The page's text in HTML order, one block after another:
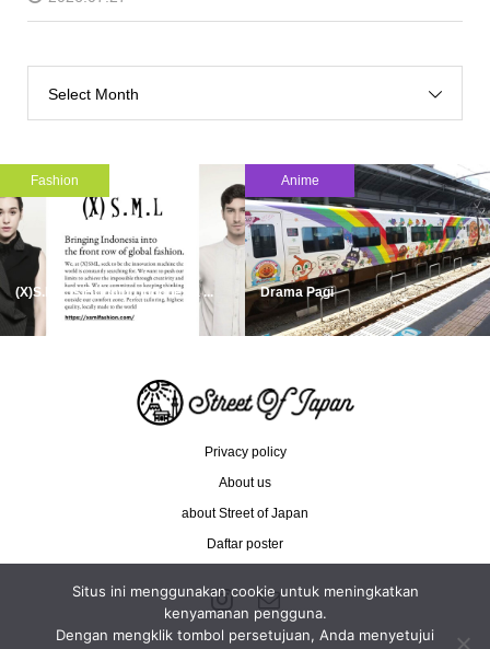
Select Month
Fashion
(X)S.M.L is Bringing Indonesia ...
Anime
Drama Pagi
Privacy policy
About us
about Street of Japan
Daftar poster
Situs ini menggunakan cookie untuk meningkatkan
kenyamanan pengguna.
Dengan mengklik tombol persetujuan, Anda menyetujui